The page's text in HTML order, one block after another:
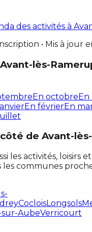
des activités à
• Mis à jour
lès-
En octobreEn
En févrierEn
de Avant-
les activités, loisirs
les communes
CocloisLongsols
AubeVerricourt